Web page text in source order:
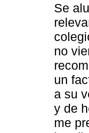
Se
no
un
a su
y de
me